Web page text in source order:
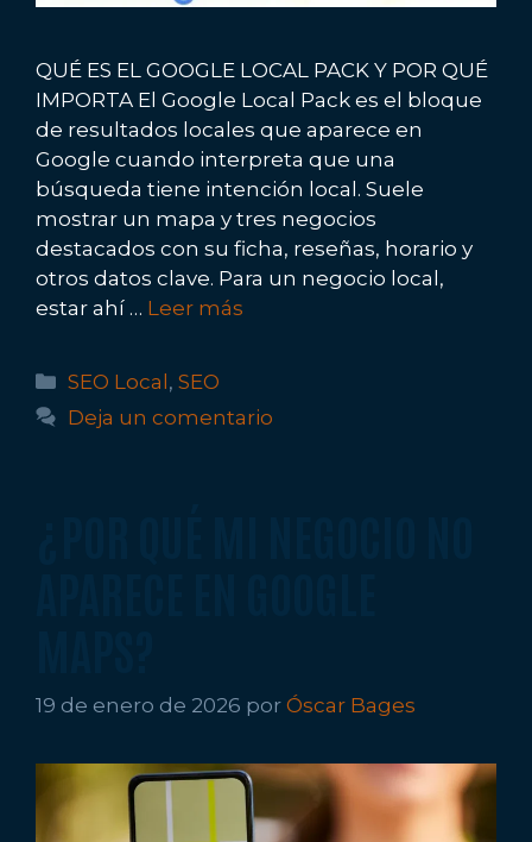
QUÉ ES EL GOOGLE LOCAL PACK Y POR QUÉ
IMPORTA El Google Local Pack es el bloque
de resultados locales que aparece en
Google cuando interpreta que una
búsqueda tiene intención local. Suele
mostrar un mapa y tres negocios
destacados con su ficha, reseñas, horario y
otros datos clave. Para un negocio local,
estar ahí … Leer más
Categorías
SEO Local,SEO
Deja un comentario
19 de enero de 2026 por Óscar Bages